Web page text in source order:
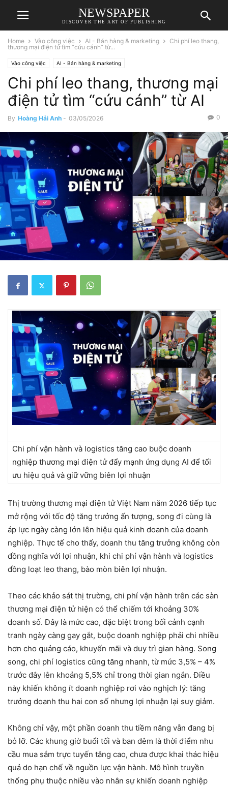
NEWSPAPER
DISCOVER THE ART OF PUBLISHING
Home Vào công việc AI - Bán hàng & marketing
Chi phí leo thang,
thương mại điện tử tìm “cứu cánh” từ...
Vào công việc AI - Bán hàng & marketing
Chi phí leo thang, thương mại
điện tử tìm “cứu cánh” từ AI
By Hoàng Hải Anh - 03/05/2026 0
Chi phí vận hành và logistics tăng cao buộc doanh
nghiệp thương mại điện tử đẩy mạnh ứng dụng AI để tối
ưu hiệu quả và giữ vững biên lợi nhuận
Thị trường thương mại điện tử Việt Nam năm 2026 tiếp tục
mở rộng với tốc độ tăng trưởng ấn tượng, song đi cùng là
áp lực ngày càng lớn lên hiệu quả kinh doanh của doanh
nghiệp. Thực tế cho thấy, doanh thu tăng trưởng không còn
đồng nghĩa với lợi nhuận, khi chi phí vận hành và logistics
đồng loạt leo thang, bào mòn biên lợi nhuận.
Theo các khảo sát thị trường, chi phí vận hành trên các sàn
thương mại điện tử hiện có thể chiếm tới khoảng 30%
doanh số. Đây là mức cao, đặc biệt trong bối cảnh cạnh
tranh ngày càng gay gắt, buộc doanh nghiệp phải chi nhiều
hơn cho quảng cáo, khuyến mãi và duy trì gian hàng. Song
song, chi phí logistics cũng tăng nhanh, từ mức 3,5% – 4%
trước đây lên khoảng 5,5% chỉ trong thời gian ngắn. Điều
này khiến không ít doanh nghiệp rơi vào nghịch lý: tăng
trưởng doanh thu hai con số nhưng lợi nhuận lại suy giảm.
Không chỉ vậy, một phần doanh thu tiềm năng vẫn đang bị
bỏ lỡ. Các khung giờ buổi tối và ban đêm là thời điểm nhu
cầu mua sắm trực tuyến tăng cao, chưa được khai thác hiệu
quả do hạn chế về nguồn lực vận hành. Mô hình truyền
thống phụ thuộc nhiều vào nhân sự khiến doanh nghiệp